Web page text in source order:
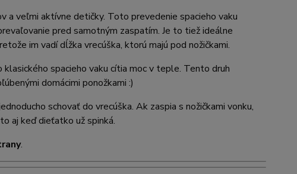
a veľmi aktívne detičky. Toto prevedenie spacieho vaku
pred samotným zaspatím. Je to tiež ideálne
im vadí dĺžka vrecúška, ktorú majú pod nožičkami.
spacieho vaku cítia moc v teple. Tento druh
domácimi ponožkami :)
schovať do vrecúška. Ak zaspia s nožičkami vonku,
aj keď dieťatko už spinká.
.